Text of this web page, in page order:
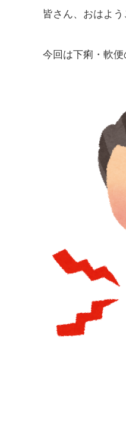
皆さん、おはよう
今回は下痢・軟便